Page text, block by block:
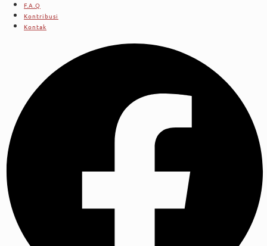
F.A.Q
Kontribusi
Kontak